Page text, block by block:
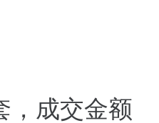
，成交金额